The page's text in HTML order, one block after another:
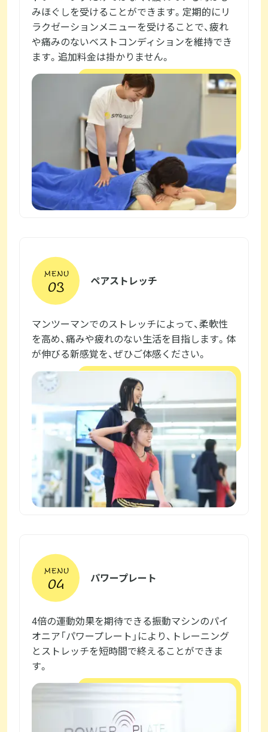
みほぐしを受けることができます。定期的にリ
ラクゼーションメニューを受けることで、疲れ
や痛みのないベストコンディションを維持でき
ます。追加料金は掛かりません。
ペアストレッチ
マンツーマンでのストレッチによって、柔軟性
を高め、痛みや疲れのない生活を目指します。体
が伸びる新感覚を、ぜひご体感ください。
パワープレート
4倍の運動効果を期待できる振動マシンのパイ
オニア「パワープレート」により、トレーニング
とストレッチを短時間で終えることができま
す。